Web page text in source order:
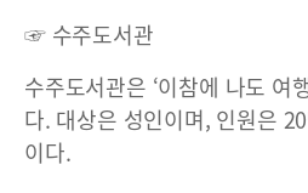
☞ 수주도서관
수주도서관은 ‘이참에 나도 여
다. 대상은 성인이며, 인원은
이다.